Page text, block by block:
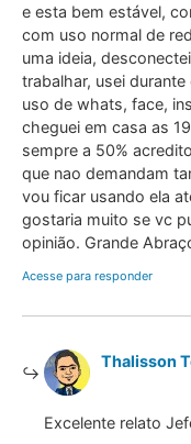
e esta bem estável,
com uso normal de
uma ideia,
trabalhar, usei
uso de whats, face,
cheguei em casa as
sempre a 50%
que nao demandam
vou ficar usando ela
gostaria muito se vc
opinião. Grande
Acesse para responder
Thalisson
Excelente relato